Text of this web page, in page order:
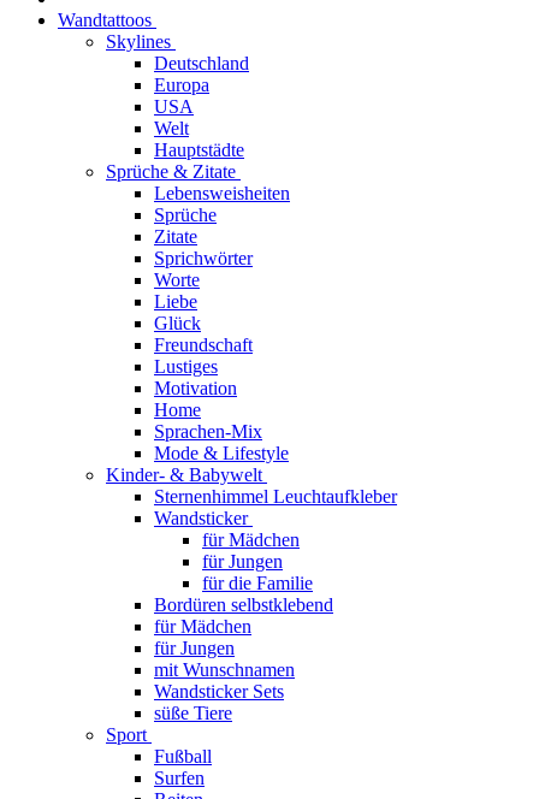
Wandtattoos
Skylines
Deutschland
Europa
USA
Welt
Hauptstädte
Sprüche & Zitate
Lebensweisheiten
Sprüche
Zitate
Sprichwörter
Worte
Liebe
Glück
Freundschaft
Lustiges
Motivation
Home
Sprachen-Mix
Mode & Lifestyle
Kinder- & Babywelt
Sternenhimmel Leuchtaufkleber
Wandsticker
für Mädchen
für Jungen
für die Familie
Bordüren selbstklebend
für Mädchen
für Jungen
mit Wunschnamen
Wandsticker Sets
süße Tiere
Sport
Fußball
Surfen